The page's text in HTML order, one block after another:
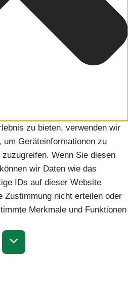
zu bieten, verwenden wir
um Geräteinformationen zu
Wenn Sie diesen
wir Daten wie das
IDs auf dieser Website
Zustimmung nicht erteilen oder
Merkmale und Funktionen